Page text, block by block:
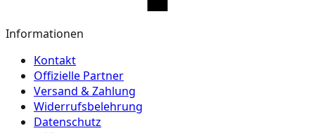
Informationen
Kontakt
Offizielle Partner
Versand & Zahlung
Widerrufsbelehrung
Datenschutz